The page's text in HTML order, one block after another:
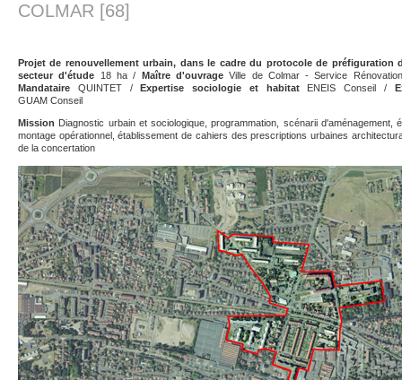
COLMAR [68]
Projet de renouvellement urbain, dans le cadre du protocole de préfiguration
secteur d'étude 18 ha / Maître d'ouvrageVille de Colmar - Service
Mandataire QUINTET /Expertise sociologie et habitat ENEIS Conseil /
GUAM Conseil
Mission Diagnostic urbain et sociologique, programmation, scénarii d'aménagement,
montage opérationnel, établissement de cahiers des prescriptions urbaines
de la concertation